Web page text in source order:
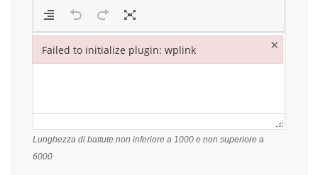
Lunghezza di battute non inferiore a 1000 e non superiore a
6000
Failed to initialize plugin: wplink ×
Failed to initialize plugin: wplink